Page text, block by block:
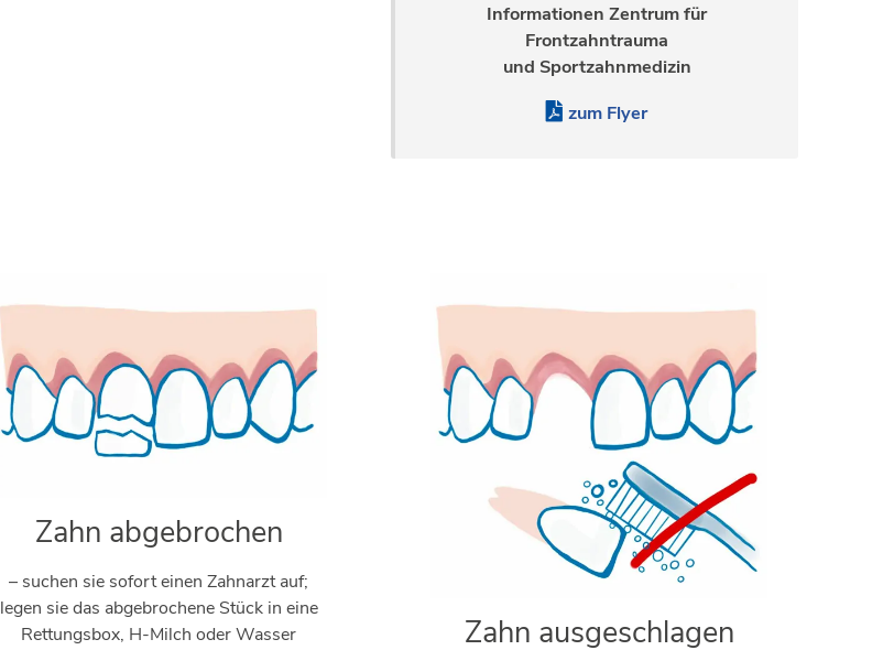
Informationen Zentrum für
Frontzahntrauma
und Sportzahnmedizin
zum Flyer
Zahn abgebrochen
– suchen sie sofort einen Zahnarzt auf;
legen sie das abgebrochene Stück in eine
Rettungsbox, H-Milch oder Wasser
Zahn ausgeschlagen